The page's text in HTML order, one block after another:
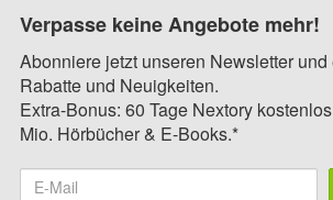
Verpasse keine Angebote mehr!
Abonniere jetzt unseren Newsletter
Rabatte und Neuigkeiten.
Extra-Bonus: 60 Tage Nextory
Mio. Hörbücher & E-Books.*